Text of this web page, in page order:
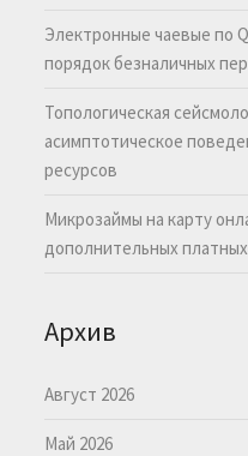
Электронные чаевые по
порядок безналичных
Топологическая
асимптотическое
ресурсов
Микрозаймы на карту
дополнительных платных
Архив
Август 2026
Май 2026